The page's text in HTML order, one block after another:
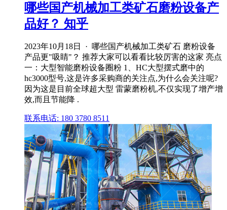
哪些国产机械加工类矿石磨粉设备产
品好？ 知乎
2023年10月18日 · 哪些国产机械加工类矿石 磨粉设备
产品更"吸睛"？ 推荐大家可以看看比较厉害的这家 亮点
一：大型智能磨粉设备圈粉 1、HC大型摆式磨中的
hc3000型号,这是许多采购商的关注点,为什么会关注呢?
因为这是目前全球超大型 雷蒙磨粉机,不仅实现了增产增
效,而且节能降 .
联系电话: 180 3780 8511